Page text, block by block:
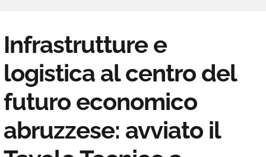
Infrastrutture e
logistica al centro del
futuro economico
abruzzese: avviato il